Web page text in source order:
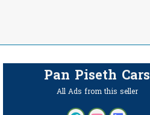
Pan Piseth Cars
All Ads from this seller